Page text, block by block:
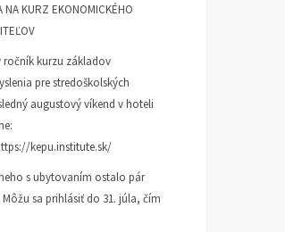
NA KURZ EKONOMICKÉHO
ročník kurzu základov
pre stredoškolských
augustový víkend v hoteli
kepu.institute.sk/
s ubytovaním ostalo pár
sa prihlásiť do 31. júla, čím